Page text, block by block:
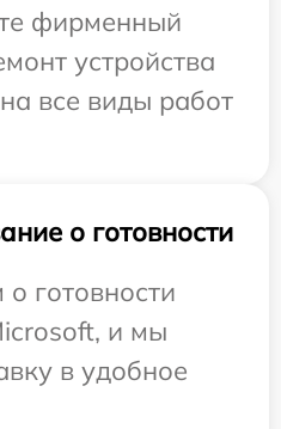
фирменный
устройства
все виды работ
о готовности
готовности
и мы
в удобное